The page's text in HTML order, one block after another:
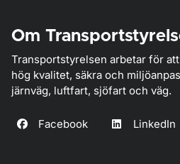
Om
Transportstyrelsen arbetar för
hög kvalitet, säkra och
järnväg, luftfart, sjöfart och väg.
Facebook LinkedIn